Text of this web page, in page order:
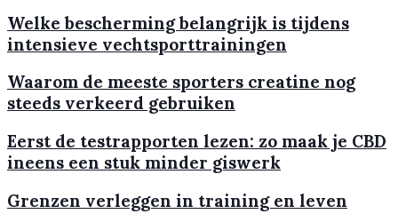
Welke bescherming belangrijk is tijdens
intensieve vechtsporttrainingen
Waarom de meeste sporters creatine nog
steeds verkeerd gebruiken
Eerst de testrapporten lezen: zo maak je CBD
ineens een stuk minder giswerk
Grenzen verleggen in training en leven